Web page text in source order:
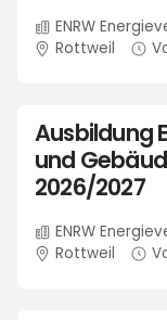
ENRW
Rottweil
Ausbildung
und
2026/2027
ENRW
Rottweil